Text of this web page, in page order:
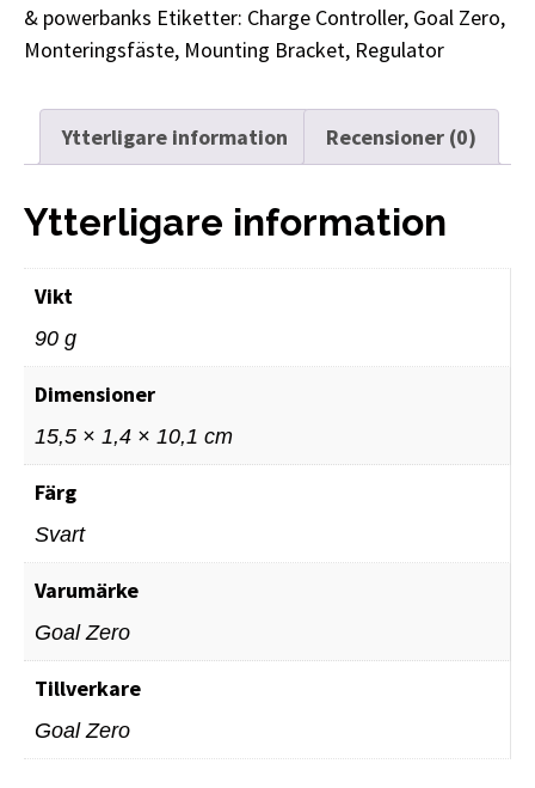
& powerbanks Etiketter: Charge Controller, Goal Zero,
Monteringsfäste, Mounting Bracket, Regulator
Ytterligare information Recensioner (0)
Ytterligare information
Vikt
90 g
Dimensioner
15,5 × 1,4 × 10,1 cm
Färg
Svart
Varumärke
Goal Zero
Tillverkare
Goal Zero